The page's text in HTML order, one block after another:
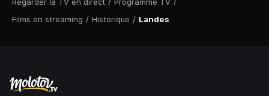
Regarder la TV en direct / Programme TV /
Films en streaming / Historique / Landes